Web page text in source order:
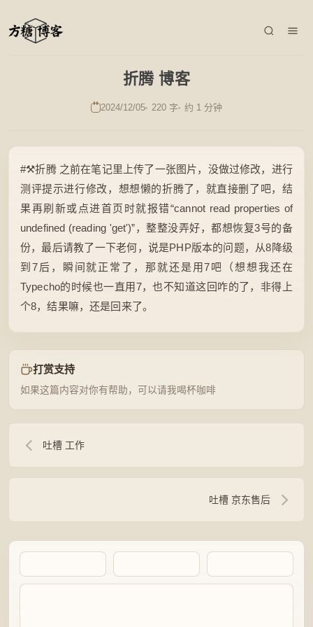
折腾 博客
2024/12/05 220 字 约 1 分钟
#⚒️折腾 之前在笔记里上传了一张图片，没做过修改，进行
测评提示进行修改，想想懒的折腾了，就直接删了吧，结
果再刷新或点进首页时就报错“cannot read properties of
undefined (reading 'get')”，整整没弄好，都想恢复3号的备
份，最后请教了一下老何，说是PHP版本的问题，从8降级
到7后，瞬间就正常了，那就还是用7吧（想想我还在
Typecho的时候也一直用7，也不知道这回咋的了，非得上
个8，结果嘛，还是回来了。
打赏支持
如果这篇内容对你有帮助，可以请我喝杯咖啡
吐槽 工作
吐槽 京东售后